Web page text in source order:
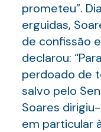
prometeu”.
erguidas,
de confissão
declarou:
perdoado de
salvo pelo
Soares
em particular